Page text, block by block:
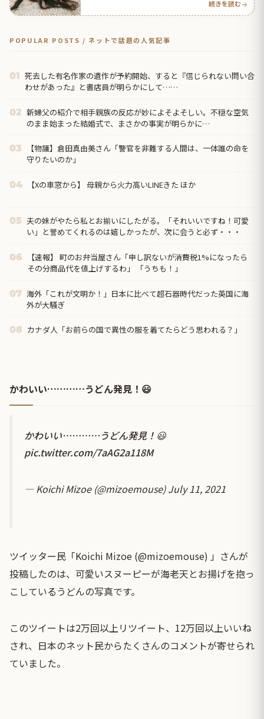
続きを読む
POPULAR POSTS / ネットで話題の人気記事
01 死去した有名作家の遺作が予約開始、すると『信じられない問い合
わせがあった』と書店員が明らかにして……
02 新婦父の紹介で相手親族の反応が妙によそよそしい。不穏な空気
のまま始まった結婚式で、まさかの事実が明らかに…
03
【物議】倉田真由美さん「警官を非難する人間は、一体誰の命を
守りたいのか」
04 【Xの車窓から】 母親から火力高いLINEきた ほか
05 夫の妹がやたら私とお揃いにしたがる。「それいいですね！可愛
い」と誉めてくれるのは嬉しかったが、次に会うと必ず・・・
06
【速報】 町のお弁当屋さん「申し訳ないが消費税1%になったら
その分商品代を値上げするわ」 「うちも！」
07 海外「これが文明か！」日本に比べて超石器時代だった英国に海
外が大騒ぎ
08 カナダ人「お前らの国で異性の服を着てたらどう思われる？」
かわいい…………うどん発見！😃
かわいい…………うどん発見！😃
pic.twitter.com/7aAG2a118M
— Koichi Mizoe (@mizoemouse)July 11, 2021
ツイッター民「Koichi Mizoe (@mizoemouse) 」さんが
投稿したのは、可愛いスヌーピーが海老天とお揚げを抱っ
こしているうどんの写真です。
このツイートは2万回以上リツイート、12万回以上いいね
され、日本のネット民からたくさんのコメントが寄せられ
ていました。